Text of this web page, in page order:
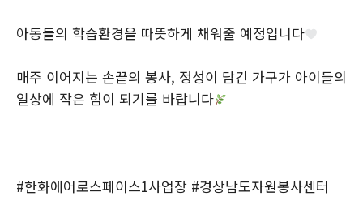
아동들의 학습환경을 따뜻하게 채워줄 예정입니다
매주 이어지는 손끝의 봉사, 정성이 담긴 가구가 아이들의
일상에 작은 힘이 되기를 바랍니다
#한화에어로스페이스1사업장 #경상남도자원봉사센터